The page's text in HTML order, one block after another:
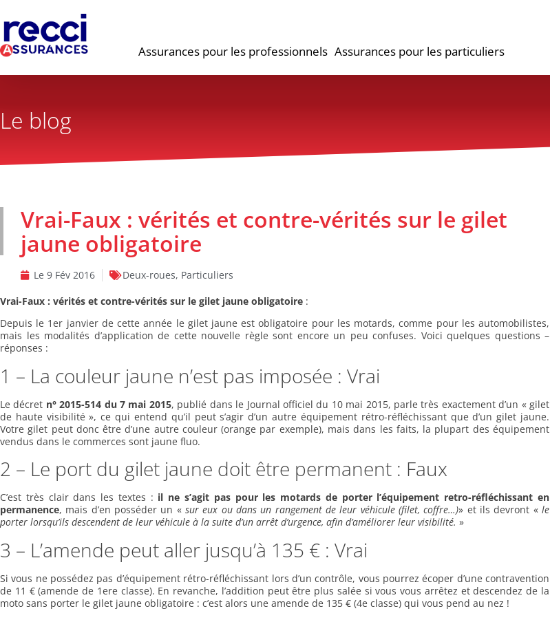
Assurances pour les professionnels Assurances pour les particuliers
Le blog
Vrai-Faux : vérités et contre-vérités sur le gilet
jaune obligatoire
Le 9 Fév 2016 Deux-roues, Particuliers
Vrai-Faux : vérités et contre-vérités sur le gilet jaune obligatoire :
Depuis le 1er janvier de cette année le gilet jaune est obligatoire pour les motards, comme pour les automobilistes,
mais les modalités d’application de cette nouvelle règle sont encore un peu confuses. Voici quelques questions –
réponses :
1 – La couleur jaune n’est pas imposée : Vrai
Le décret n° 2015-514 du 7 mai 2015, publié dans le Journal officiel du 10 mai 2015, parle très exactement d’un « gilet
de haute visibilité », ce qui entend qu’il peut s’agir d’un autre équipement rétro-réfléchissant que d’un gilet jaune.
Votre gilet peut donc être d’une autre couleur (orange par exemple), mais dans les faits, la plupart des équipement
vendus dans le commerces sont jaune fluo.
2 – Le port du gilet jaune doit être permanent : Faux
C’est très clair dans les textes : il ne s’agit pas pour les motards de porter l’équipement retro-réfléchissant en
permanence, mais d’en posséder un « sur eux ou dans un rangement de leur véhicule (filet, coffre…)» et ils devront «le
porter lorsqu’ils descendent de leur véhicule à la suite d’un arrêt d’urgence, afin d’améliorer leur visibilité. »
3 – L’amende peut aller jusqu’à 135 € : Vrai
Si vous ne possédez pas d’équipement rétro-réfléchissant lors d’un contrôle, vous pourrez écoper d’une contravention
de 11 € (amende de 1ere classe). En revanche, l’addition peut être plus salée si vous vous arrêtez et descendez de la
moto sans porter le gilet jaune obligatoire : c’est alors une amende de 135 € (4e classe) qui vous pend au nez !